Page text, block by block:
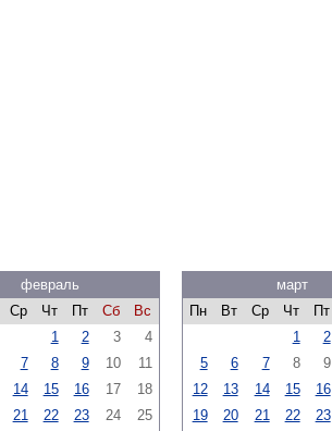
февраль
Ср Чт Пт Сб
Вс
1
2 3
4
7 8 9 10
11
14 15 16 17
18
21 22 23 24
25
март
Пн
Вт Ср Чт Пт
1
2
5
6 7 8 9
12
13 14 15 16
19
20 21 22 23